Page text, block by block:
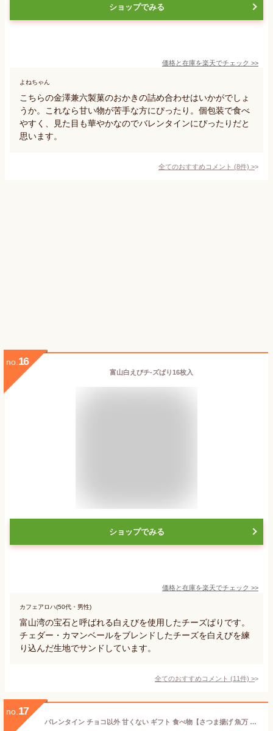
ショップでみる
価格と在庫を楽天でチェック >>
よねちゃん
こちらの金澤兼六製菓のおかきの詰め合わせはいかがでしょ
うか。これなら甘い物が苦手な方にぴったり。個包装で食べ
やすく、見た目も華やかなのでバレンタインにぴったりだと
思います。
全てのおすすめコメント (8件) >
no. 16
富山白えびチ-ズぱり16枚入
ショップでみる
価格と在庫を楽天でチェック >>
カフェアロハ(50代・男性)
富山湾の宝石と呼ばれる白えびを使用したチーズぱりです。
チェダー・カマンベールをブレンドしたチーズを白えびを練
り込んだ生地でサンドしています。
全てのおすすめコメント (11件) >
no. 17
バレンタイン チョコ以外 甘くない ギフト 食べ物【さつま揚げ 魚万 トリュフチョコみたいなさつま揚げクラシック 8個入】プレゼント 薩摩揚げ おつまみ 手土産 送料無料 お取り寄せ ユニーク 人気 お礼 お返し 食べ比べ 練り物 惣菜 肴 内祝 御祝 贈り物 贈答品 詰め合わせ